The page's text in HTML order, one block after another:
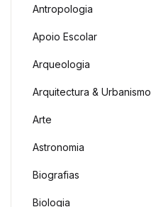
Antropologia
Apoio Escolar
Arqueologia
Arquitectura & Urbanismo
Arte
Astronomia
Biografias
Biologia